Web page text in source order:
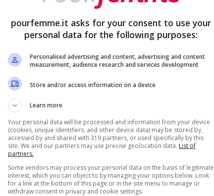
aspettative deluse.
pubbliche, non tutte vivono la stessa
può diventare un momento
pressioni sociali e sentimenti di
una condizione emotiva legata al
intorno all’amore perfettopossono
la realtà non corrisponde all’immagine
pourfemme.it asks for your consent to use your
personal data for the following purposes:
Personalised advertising and content, advertising and content
measurement, audience research and services development
Store and/or access information on a device
Learn more
Your personal data will be processed and information from your device
(cookies, unique identifiers, and other device data) may be stored by,
accessed by and shared with 319 partners, or used specifically by this
site. We and our partners may use precise geolocation data. List of
partners.
Some vendors may process your personal data on the basis of legitimate
interest, which you can object to by managing your options below. Look
for a link at the bottom of this page or in the site menu to manage or
withdraw consent in privacy and cookie settings.